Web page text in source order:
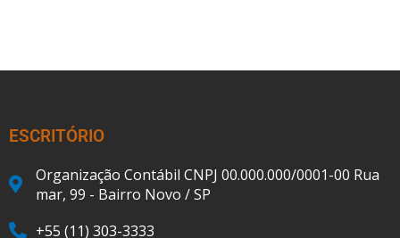
ESCRITÓRIO
Organização Contábil CNPJ 00.000.000/0001-00 Rua
mar, 99 - Bairro Novo / SP
+55 (11) 303-3333